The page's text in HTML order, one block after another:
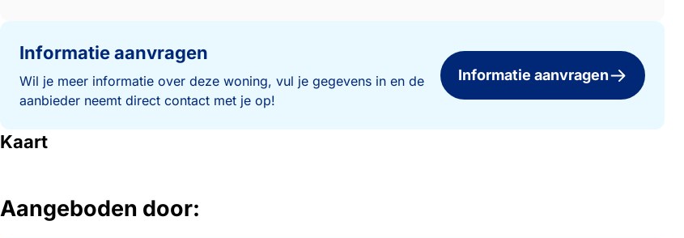
Informatie aanvragen
Wil je meer informatie over deze woning, vul je gegevens in en de
aanbieder neemt direct contact met je op!
Informatie aanvragen
Kaart
Aangeboden door: